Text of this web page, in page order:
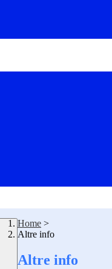
Home >
Altre info
Altre info